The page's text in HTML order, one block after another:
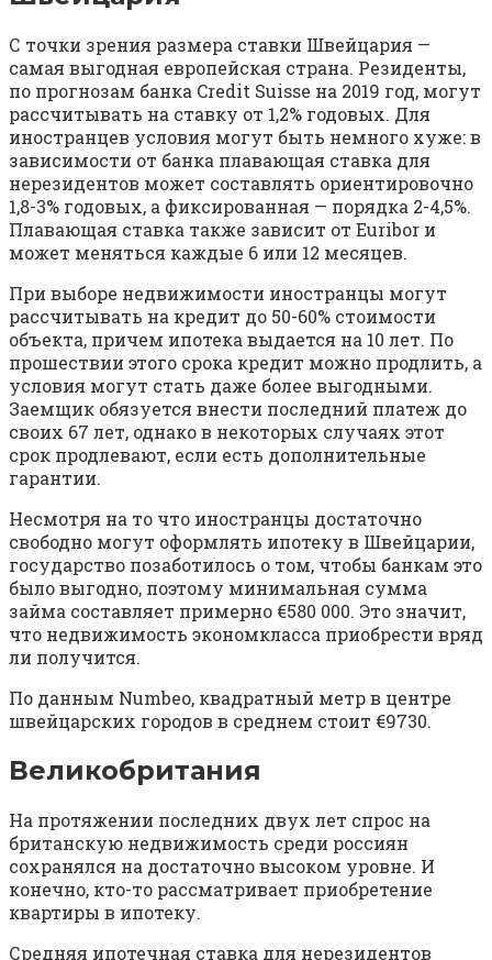
С точки зрения размера ставки Швейцария —
самая выгодная европейская страна. Резиденты,
по прогнозам банка Credit Suisse на 2019 год, могут
рассчитывать на ставку от 1,2% годовых. Для
иностранцев условия могут быть немного хуже: в
зависимости от банка плавающая ставка для
нерезидентов может составлять ориентировочно
1,8-3% годовых, а фиксированная — порядка 2-4,5%.
Плавающая ставка также зависит от Euribor и
может меняться каждые 6 или 12 месяцев.
При выборе недвижимости иностранцы могут
рассчитывать на кредит до 50-60% стоимости
объекта, причем ипотека выдается на 10 лет. По
прошествии этого срока кредит можно продлить, а
условия могут стать даже более выгодными.
Заемщик обязуется внести последний платеж до
своих 67 лет, однако в некоторых случаях этот
срок продлевают, если есть дополнительные
гарантии.
Несмотря на то что иностранцы достаточно
свободно могут оформлять ипотеку в Швейцарии,
государство позаботилось о том, чтобы банкам это
было выгодно, поэтому минимальная сумма
займа составляет примерно €580 000. Это значит,
что недвижимость экономкласса приобрести вряд
ли получится.
По данным Numbeo, квадратный метр в центре
швейцарских городов в среднем стоит €9730.
Великобритания
На протяжении последних двух лет спрос на
британскую недвижимость среди россиян
сохранялся на достаточно высоком уровне. И
конечно, кто-то рассматривает приобретение
квартиры в ипотеку.
Средняя ипотечная ставка для нерезидентов